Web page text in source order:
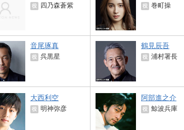
役 四乃森蒼紫 役 巻町操
音尾琢真
役 呉黒星
鶴見辰吾
役 浦村署長
大西利空
役 明神弥彦
阿部進之介
役 鯨波兵庫